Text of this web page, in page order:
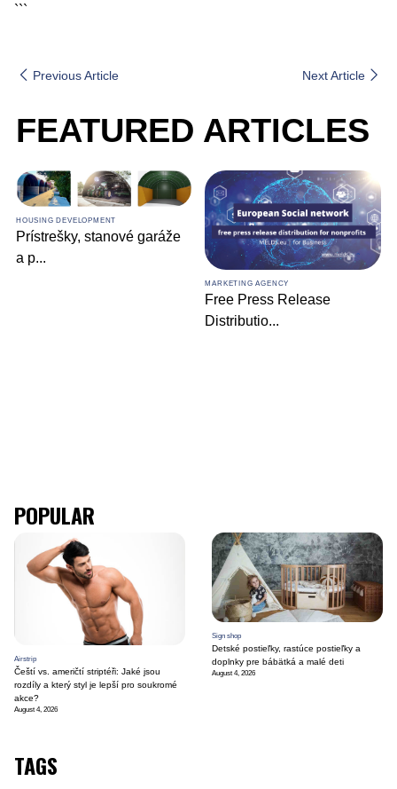
```
Previous Article Next Article
FEATURED ARTICLES
HOUSING DEVELOPMENT
Prístrešky, stanové garáže
a p...
MARKETING AGENCY
Free Press Release
Distributio...
POPULAR
Airstrip
Čeští vs. američtí striptéři: Jaké jsou
rozdíly a který styl je lepší pro soukromé
akce?
August 4, 2026
Sign shop
Detské postieľky, rastúce postieľky a
doplnky pre bábätká a malé deti
August 4, 2026
TAGS